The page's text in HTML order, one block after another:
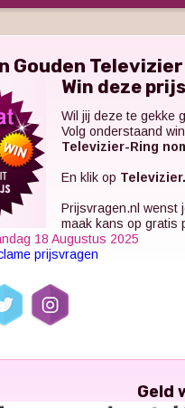
Gouden Televizier
Win deze
Wil jij deze te gekke
Volg onderstaand
Televizier-Ring
En klik op
Prijsvragen.nl wenst
maak kans op gratis
18 Augustus 2025
prijsvragen
Geld